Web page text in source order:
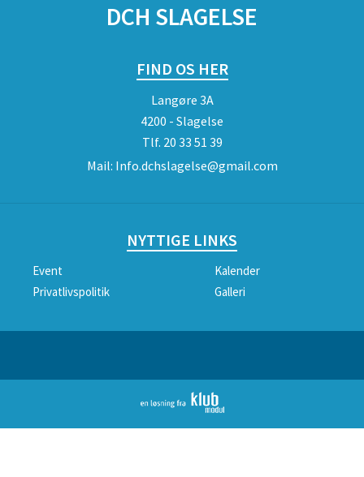
DCH SLAGELSE
FIND OS HER
Langøre 3A
4200 - Slagelse
Tlf. 20 33 51 39
Mail: Info.dchslagelse@gmail.com
NYTTIGE LINKS
Event
Kalender
Privatlivspolitik
Galleri